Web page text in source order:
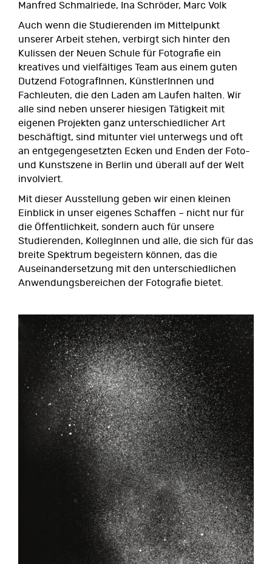
Manfred Schmalriede, Ina Schröder, Marc Volk
Auch wenn die Studierenden im Mittelpunkt
unserer Arbeit stehen, verbirgt sich hinter den
Kulissen der Neuen Schule für Fotografie ein
kreatives und vielfältiges Team aus einem guten
Dutzend FotografInnen, KünstlerInnen und
Fachleuten, die den Laden am Laufen halten. Wir
alle sind neben unserer hiesigen Tätigkeit mit
eigenen Projekten ganz unterschiedlicher Art
beschäftigt, sind mitunter viel unterwegs und oft
an entgegengesetzten Ecken und Enden der Foto-
und Kunstszene in Berlin und überall auf der Welt
involviert.
Mit dieser Ausstellung geben wir einen kleinen
Einblick in unser eigenes Schaffen – nicht nur für
die Öffentlichkeit, sondern auch für unsere
Studierenden, KollegInnen und alle, die sich für das
breite Spektrum begeistern können, das die
Auseinandersetzung mit den unterschiedlichen
Anwendungsbereichen der Fotografie bietet.